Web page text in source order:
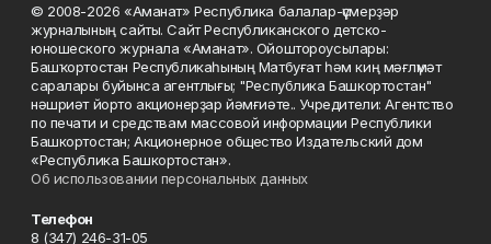
© 2008-2026 «Аманат» Республика балалар-үҫмерҙәр
журналының сайты. Сайт Республиканского детско-
юношеского журнала «Аманат». Ойоштороусылары:
Башҡортостан Республикаһының Матбуғат һәм киң мәғлүмәт
саралары буйынса агентлығы; "Республика Башкортостан"
нәшриәт йорто акционерҙар йәмғиәте.. Учредители: Агентство
по печати и средствам массовой информации Республики
Башкортостан; Акционерное общество Издательский дом
«Республика Башкортостан».
Об использовании персональных данных
Телефон
8 (347) 246-31-05